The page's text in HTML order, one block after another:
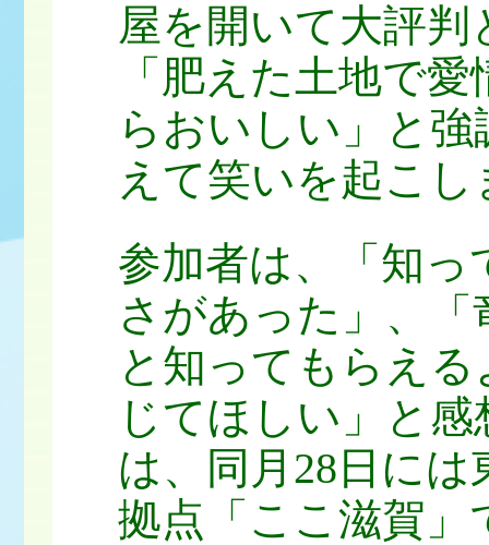
屋を開いて大評
「肥えた土地で
らおいしい」と
えて笑いを起こ
参加者は、「知
さがあった」、
と知ってもらえ
じてほしい」と
は、同月28日に
拠点「ここ滋賀」